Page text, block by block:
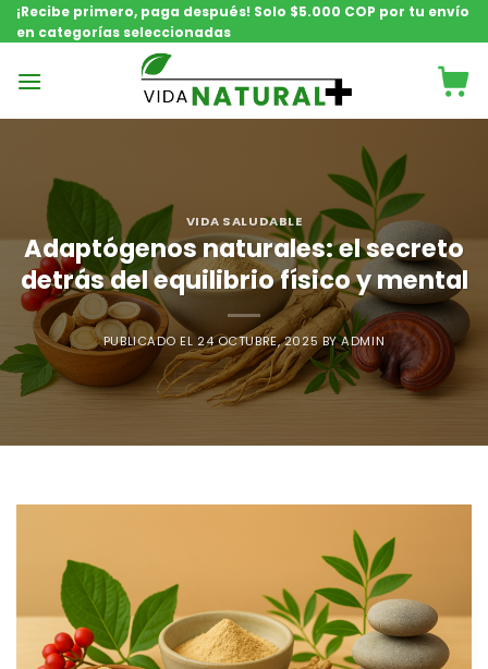
Saltar
contenido
¡Recibe primero, paga después! Solo $5.000 COP por tu envío
en categorías seleccionadas
VIDA SALUDABLE
Adaptógenos naturales: el secreto
detrás del equilibrio físico y mental
PUBLICADO EL24 OCTUBRE, 2025 BYADMIN